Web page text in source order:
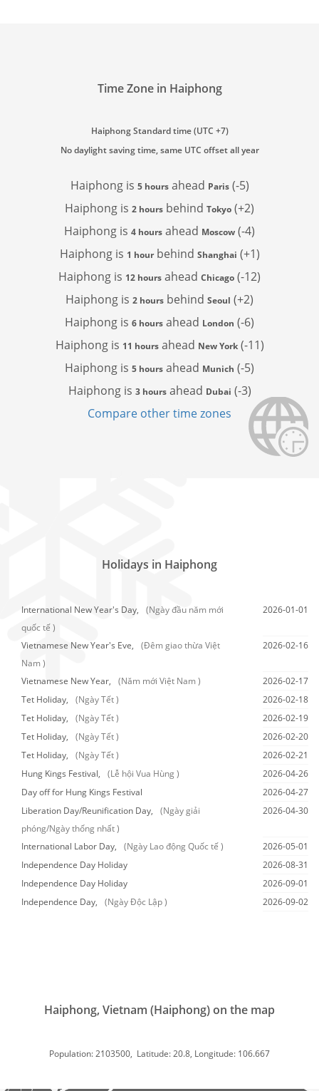
Time Zone in Haiphong
Haiphong Standard time (UTC +7)
No daylight saving time, same UTC offset all year
Haiphong is 5 hoursahead Paris(-5)
Haiphong is 2 hours behind Tokyo (+2)
Haiphong is 4 hours ahead Moscow (-4)
Haiphong is 1 hourbehind Shanghai (+1)
Haiphong is 12 hours ahead Chicago (-12)
Haiphong is 2 hours behind Seoul (+2)
Haiphong is 6 hours ahead London (-6)
Haiphong is 11 hoursahead New York(-11)
Haiphong is 5 hours ahead Munich (-5)
Haiphong is 3 hoursahead Dubai (-3)
Compare other time zones
Holidays in Haiphong
International New Year's Day,
(Ngày đầu năm mới
quốc tế )
2026-01-01
Vietnamese New Year's Eve,
(Đêm giao thừa Việt
Nam )
2026-02-16
Vietnamese New Year, (Năm mới Việt Nam )
2026-02-17
Tet Holiday,
(Ngày Tết )
2026-02-18
Tet Holiday,
(Ngày Tết )
2026-02-19
Tet Holiday,
(Ngày Tết )
2026-02-20
Tet Holiday,
(Ngày Tết )
2026-02-21
Hung Kings Festival,
(Lễ hội Vua Hùng )
2026-04-26
Day off for Hung Kings Festival
2026-04-27
Liberation Day/Reunification Day,
(Ngày giải
phóng/Ngày thống nhất )
2026-04-30
International Labor Day, (Ngày Lao động Quốc tế )
2026-05-01
Independence Day Holiday
2026-08-31
Independence Day Holiday
2026-09-01
Independence Day,
(Ngày Độc Lập ) 2026-09-02
Haiphong, Vietnam (Haiphong) on the map
Population: 2103500, Latitude: 20.8, Longitude: 106.667